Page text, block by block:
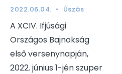
2022.06.04. • Úszás
A XCIV. Ifjúsági
Országos Bajnokság
első versenynapján,
2022. június 1-jén szuper